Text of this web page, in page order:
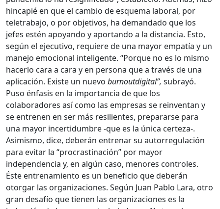
hincapié en que el cambio de esquema laboral, por
teletrabajo, o por objetivos, ha demandado que los
jefes estén apoyando y aportando a la distancia. Esto,
según el ejecutivo, requiere de una mayor empatía y un
manejo emocional inteligente. “Porque no es lo mismo
hacerlo cara a cara y en persona que a través de una
aplicación. Existe un nuevo burnoutdigital”, subrayó.
Puso énfasis en la importancia de que los
colaboradores así como las empresas se reinventan y
se entrenen en ser más resilientes, prepararse para
una mayor incertidumbre -que es la única certeza-.
Asimismo, dice, deberán entrenar su autorregulación
para evitar la “procrastinación” por mayor
independencia y, en algún caso, menores controles.
Éste entrenamiento es un beneficio que deberán
otorgar las organizaciones. Según Juan Pablo Lara, otro
gran desafío que tienen las organizaciones es la